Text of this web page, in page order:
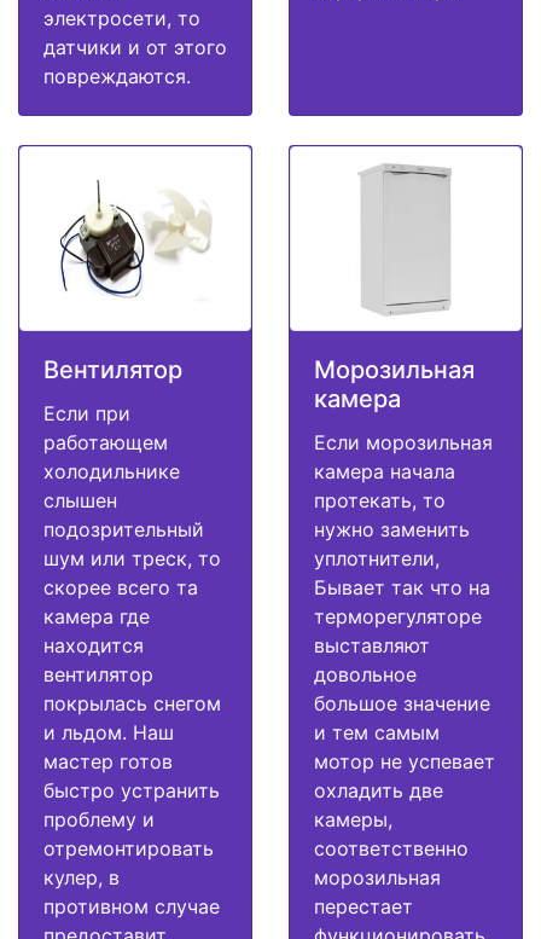
электросети, то
датчики и от этого
повреждаются.
Вентилятор
Если при
работающем
холодильнике
слышен
подозрительный
шум или треск, то
скорее всего та
камера где
находится
вентилятор
покрылась снегом
и льдом. Наш
мастер готов
быстро устранить
проблему и
отремонтировать
кулер, в
противном случае
Морозильная
камера
Если морозильная
камера начала
протекать, то
нужно заменить
уплотнители,
Бывает так что на
терморегуляторе
выставляют
довольное
большое значение
и тем самым
мотор не успевает
охладить две
камеры,
соответственно
морозильная
перестает